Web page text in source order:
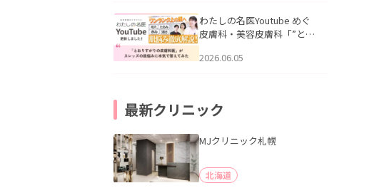
公開いたしました。
わたしの名医Youtube めぐ
皮膚科・美容皮膚科「”とお
ッズの肌悩みに本気で答え
2026.06.05
最新クリニック
MJクリニック札幌
北海道